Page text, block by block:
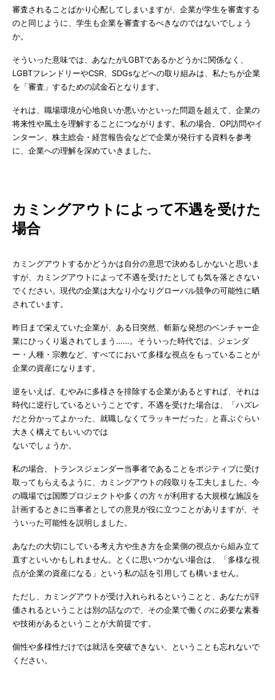
審査されることばかり心配してしまいますが、企業が学生を審査する
のと同じように、学生も企業を審査するべきなのではないでしょう
か。
そういった意味では、あなたがLGBTであるかどうかに関係なく、
LGBTフレンドリーやCSR、SDGsなどへの取り組みは、私たちが企業
を「審査」するための試金石となります。
それは、職場環境が心地良いか悪いかといった問題を超えて、企業の
将来性や風土を理解することにつながります。私の場合、OP訪問やイ
ンターン、株主総会・経営報告会などで企業が発行する資料を参考
に、企業への理解を深めていきました。
カミングアウトによって不遇を受けた
場合
カミングアウトするかどうかは自分の意思で決めるしかないと思いま
すが、カミングアウトによって不遇を受けたとしても気を落とさない
でください。現代の企業は大なり小なりグローバル競争の可能性に晒
されています。
昨日まで栄えていた企業が、ある日突然、斬新な発想のベンチャー企
業にひっくり返されてしまう……。そういった時代では、ジェンダ
ー・人種・宗教など、すべてにおいて多様な視点をもっていることが
企業の資産になります。
逆をいえば、むやみに多様さを排除する企業があるとすれば、それは
時代に逆行しているということです。不遇を受けた場合は、「ハズレ
だと分かってよかった、就職しなくてラッキーだった」と喜ぶぐらい
大きく構えてもいいのでは
ないでしょうか。
私の場合、トランスジェンダー当事者であることをポジティブに受け
取ってもらえるように、カミングアウトの段取りを工夫しました。今
の職場では国際プロジェクトや多くの方々が利用する大規模な施設を
計画するときに当事者としての意見が役に立つことがありますが、そ
ういった可能性を説明しました。
あなたの大切にしている考え方や生き方を企業側の視点から組み立て
直すといいかもしれません。とくに思いつかない場合は、「多様な視
点が企業の資産になる」という私の話を引用しても構いません。
ただし、カミングアウトが受け入れられるということと、あなたが評
価されるということは別の話なので、その企業で働くのに必要な素養
や技術があるということが大前提です。
個性や多様性だけでは就活を突破できない、ということも忘れないで
ください。